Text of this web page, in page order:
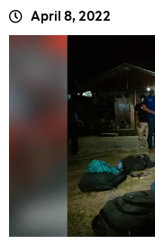
April 8, 2022